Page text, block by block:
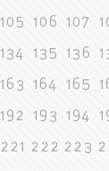
105 106 107
134 135 136
163 164 165
192 193 194
221 222 223